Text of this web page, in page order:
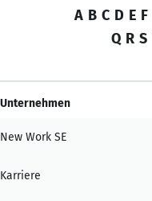
A B C D E F
Q R S
Unternehmen
New Work SE
Karriere